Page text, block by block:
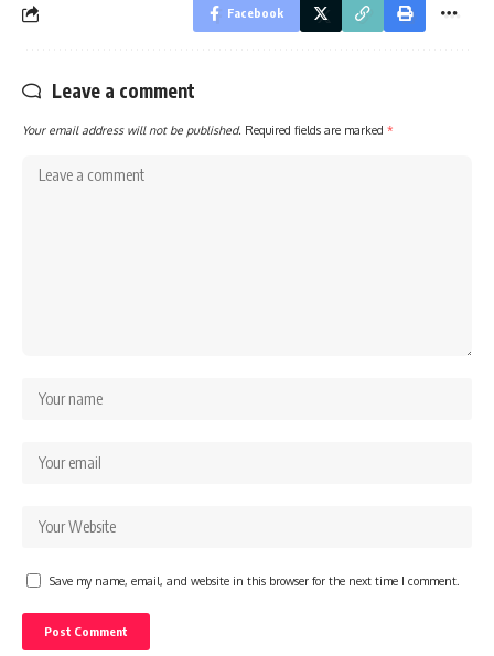
Facebook
Leave a comment
Your email address will not be published. Required fields are marked *
Save my name, email, and website in this browser for the next time I comment.